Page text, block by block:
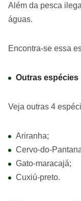
Além da pesca
águas.
Encontra-se essa
Outras espécies
Veja outras 4
Ariranha;
Cervo-do-
Gato-maracajá;
Cuxiú-preto.